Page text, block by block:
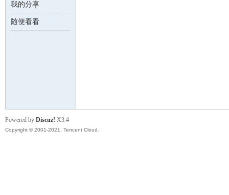
我的分享
随便看看
Powered by Discuz! X3.4
Copyright © 2001-2021, Tencent Cloud.